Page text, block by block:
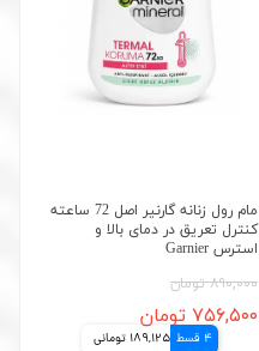
مام رول زنانه گارنیر اصل 72 ساعته
کنترل تعریق در دمای بالا و
استرس Garnier
۸۹۰,۰۰۰ تومان
۷۵۶,۵۰۰ تومان
4 قسط 189,125 تومانی